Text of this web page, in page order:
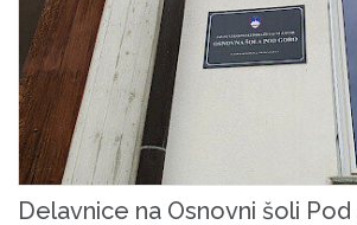
Delavnice na Osnovni šoli